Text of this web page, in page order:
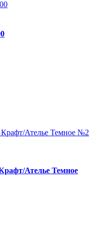
Ателье Темное